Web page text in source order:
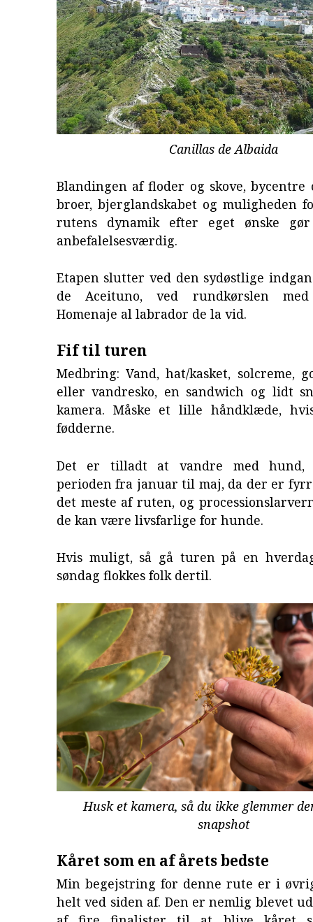
Canillas de Albaida
Blandingen af floder og skove, bycentre
broer, bjerglandskabet og muligheden
rutens dynamik efter eget ønske
anbefalelsesværdig.
Etapen slutter ved den sydøstlige
de Aceituno, ved rundkørslen
Homenaje al labrador de la vid.
Fif til turen
Medbring: Vand, hat/kasket, solcreme,
eller vandresko, en sandwich og lidt
kamera. Måske et lille håndklæde,
fødderne.
Det er tilladt at vandre med hund,
perioden fra januar til maj, da der er
det meste af ruten, og
de kan være livsfarlige for hunde.
Hvis muligt, så gå turen på en
søndag flokkes folk dertil.
Husk et kamera, så du ikke glemmer
snapshot
Kåret som en af årets bedste
Min begejstring for denne rute er i
helt ved siden af. Den er nemlig blevet